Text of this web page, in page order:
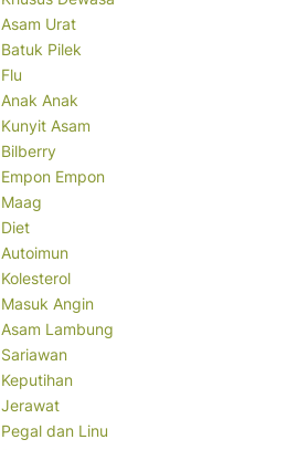
Asam Urat
Batuk Pilek
Flu
Anak Anak
Kunyit Asam
Bilberry
Empon Empon
Maag
Diet
Autoimun
Kolesterol
Masuk Angin
Asam Lambung
Sariawan
Keputihan
Jerawat
Pegal dan Linu